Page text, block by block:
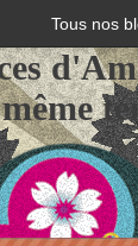
Tous nos